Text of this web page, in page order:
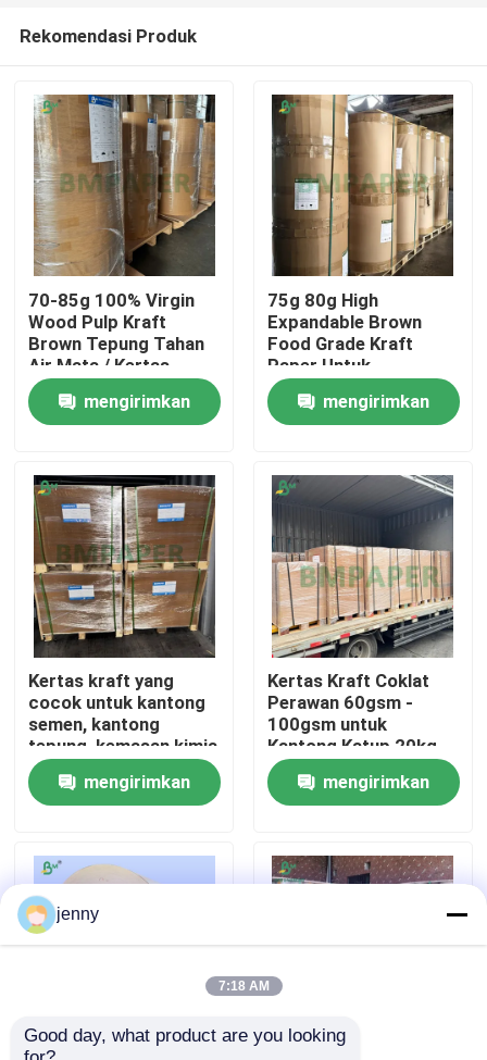
Rumah
Produk
Tentang kita
Wisata pabrik
Kontrol kualitas
Hubungi kami
Semua Kasus
Kertas NCR tanpa karbon
Rekomendasi Produk
70-85g 100% Virgin
Wood Pulp Kraft
Brown Tepung Tahan
Air Mata / Kertas
Kemasan Semen
mengirimkan
75g 80g High
Expandable Brown
Food Grade Kraft
Paper Untuk
Pengemasan Makanan
mengirimkan
Kertas kraft yang
cocok untuk kantong
semen, kantong
tepung, kemasan kimia
mengirimkan
Kertas Kraft Coklat
Perawan 60gsm -
100gsm untuk
Kantong Katup 20kg
25kg
mengirimkan
jenny
7:18 AM
Good day, what product are you looking